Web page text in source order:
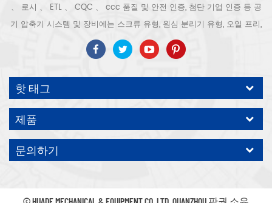
、 로시 、 ETL 、 CQC 、 ccc 품질 및 안전 인증, 첨단 기업 인증 등 공
기 압축기 시스템 및 장비에는 스크류 유형, 원심 분리기 유형, 오일 프리,
스크롤 유형, 피스톤 유형, 건조기, 필터, 배수기, 완전한 공기 압축기 생산
라인 등이 포함됩니다. 보다 300 가지 유형의 공기 압축기 산업 전문가
우리 회사는 보다 30 년 경력 from 압력 용기, 전기 모터, 정밀 부품 가공
및 장비에 대한 최고의 부품 주조 조립. 또한 우리 회사는 영구 자석 서보
모터의 자체 핵심 프로세스를 개발하고 관련 기술 특허를 획득하여 국가
에너지 절약 및 환경 보호 기술 발전에 기여했습니다. 우리 자신의 브랜
드 공기 압축기를 기대하십시오, ODM / OEM 수락입니다.
핫 태그
제품
문의하기